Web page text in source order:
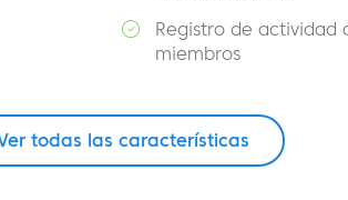
Registro de actividad
miembros
todas las características